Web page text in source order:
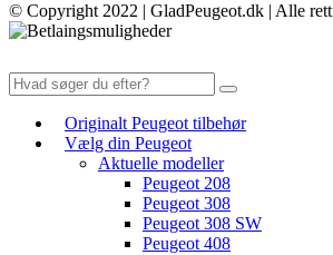
© Copyright 2022 | GladPeugeot.dk | Alle
Originalt Peugeot tilbehør
Vælg din Peugeot
Aktuelle modeller
Peugeot 208
Peugeot 308
Peugeot 308 SW
Peugeot 408